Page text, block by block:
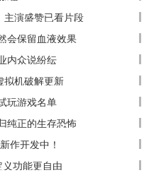
主演盛赞已看片段
会保留血液效果
内众说纷纭
拟机破解更新
玩游戏名单
纯正的生存恐怖
作开发中！
义功能更自由